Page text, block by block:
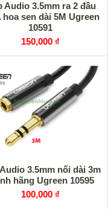
Audio 3.5mm ra 2 đầu
hoa sen dài 5M Ugreen
10591
150,000 ₫
3.5mm nối dài 3m
hãng Ugreen 10595
100,000 ₫